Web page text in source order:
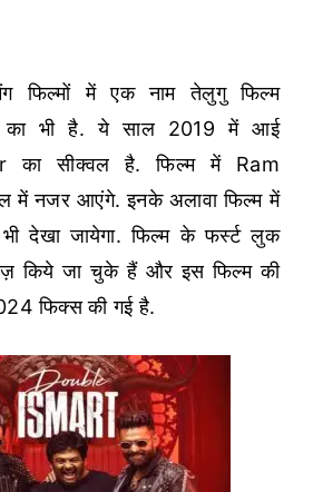
फिल्मों में एक नाम तेलुगु फिल्म
का भी है. ये साल 2019 में आई
का सीक्वल है. फिल्म में Ram
में नजर आएंगे. इनके अलावा फिल्म में
देखा जायेगा. फिल्म के फर्स्ट लुक
किये जा चुके हैं और इस फिल्म की
फिक्स की गई है.